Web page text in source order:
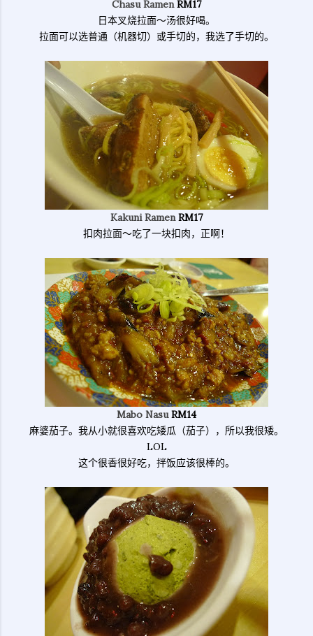
Chasu RamenRM17
日本叉烧拉面～汤很好喝。
拉面可以选普通（机器切）或手切的，我选了手切的。
Kakuni RamenRM17
扣肉拉面～吃了一块扣肉，正啊！
Mabo NasuRM14
麻婆茄子。我从小就很喜欢吃矮瓜（茄子），所以我很矮。
LOL
这个很香很好吃，拌饭应该很棒的。